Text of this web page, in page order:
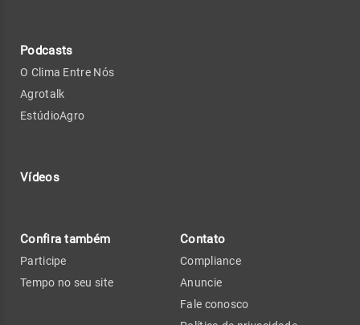
Podcasts
O Clima Entre Nós
Agrotalk
EstúdioAgro
Vídeos
Confira também
Participe
Tempo no seu site
Contato
Compliance
Anuncie
Fale conosco